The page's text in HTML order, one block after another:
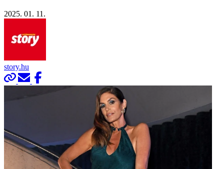
2025. 01. 11.
story.hu